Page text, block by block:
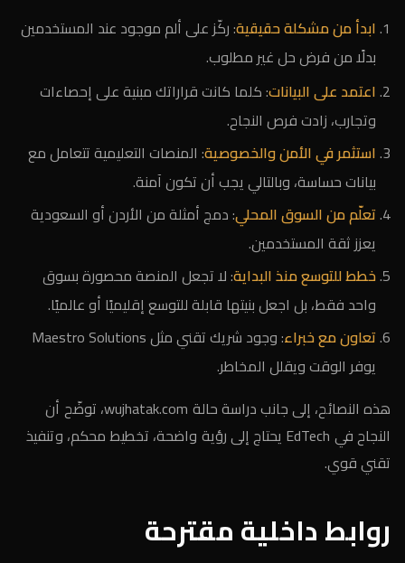
ابدأ من مشكلة حقيقية: ركّز على ألم موجود عند المستخدمين
بدلًا من فرض حل غير مطلوب.
اعتمد على البيانات: كلما كانت قراراتك مبنية على إحصاءات
وتجارب، زادت فرص النجاح.
استثمر في الأمن والخصوصية: المنصات التعليمية تتعامل مع
بيانات حساسة، وبالتالي يجب أن تكون آمنة.
تعلّم من السوق المحلي: دمج أمثلة من الأردن أو السعودية
يعزز ثقة المستخدمين.
خطط للتوسع منذ البداية: لا تجعل المنصة محصورة بسوق
واحد فقط، بل اجعل بنيتها قابلة للتوسع إقليميًا أو عالميًا.
تعاون مع خبراء
: وجود شريك تقني مثل Maestro Solutions
يوفر الوقت ويقلل المخاطر.
هذه النصائح، إلى جانب دراسة حالة wujhatak.com، توضّح أن
النجاح في EdTech يحتاج إلى رؤية واضحة، تخطيط محكم، وتنفيذ
تقني قوي.
روابط داخلية مقترحة